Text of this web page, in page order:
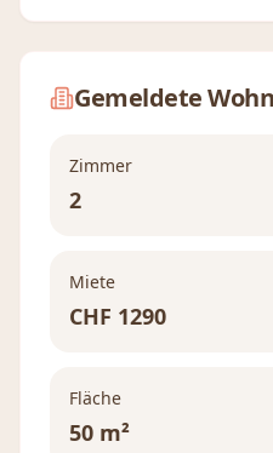
Gemeldete
Zimmer
2
Miete
CHF 1290
Fläche
50 m²